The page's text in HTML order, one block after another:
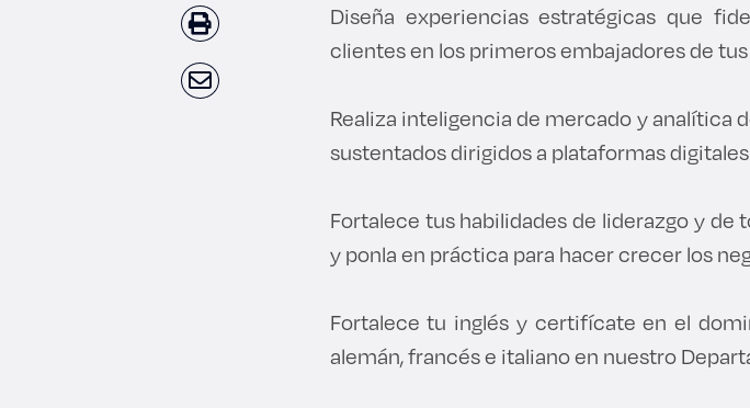
Diseña experiencias estratégicas que
clientes en los primeros embajadores de
Realiza inteligencia de mercado y analítica
sustentados dirigidos a plataformas
Fortalece tus habilidades de liderazgo y
y ponla en práctica para hacer crecer los
Fortalece tu inglés y certifícate en el
alemán, francés e italiano en nuestro